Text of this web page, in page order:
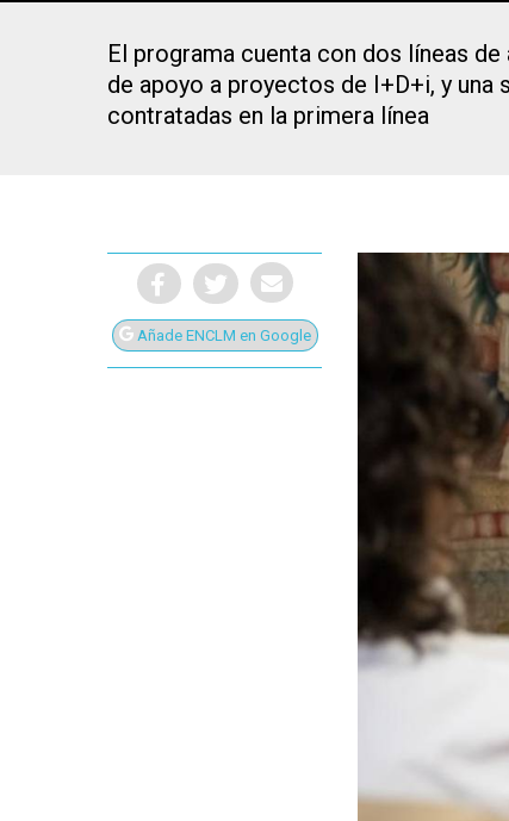
El programa cuenta con dos líneas
de apoyo a proyectos de I+D+i, y
contratadas en la primera línea
Añade ENCLM en Google